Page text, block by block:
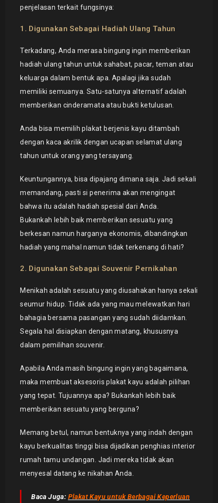
penjelasan terkait fungsinya:
1. Digunakan Sebagai Hadiah Ulang Tahun
Terkadang, Anda merasa bingung ingin memberikan
hadiah ulang tahun untuk sahabat, pacar, teman atau
keluarga dalam bentuk apa. Apalagi jika sudah
memiliki semuanya. Satu-satunya alternatif adalah
memberikan cinderamata atau bukti ketulusan.
Anda bisa memilih plakat berjenis kayu ditambah
dengan kaca akrilik dengan ucapan selamat ulang
tahun untuk orang yang tersayang.
Keuntungannya, bisa dipajang dimana saja. Jadi sekali
memandang, pasti si penerima akan mengingat
bahwa itu adalah hadiah spesial dari Anda.
Bukankah lebih baik memberikan sesuatu yang
berkesan namun harganya ekonomis, dibandingkan
hadiah yang mahal namun tidak terkenang di hati?
2. Digunakan Sebagai Souvenir Pernikahan
Menikah adalah sesuatu yang diusahakan hanya sekali
seumur hidup. Tidak ada yang mau melewatkan hari
bahagia bersama pasangan yang sudah diidamkan.
Segala hal disiapkan dengan matang, khususnya
dalam pemilihan souvenir.
Apabila Anda masih bingung ingin yang bagaimana,
maka membuat aksesoris plakat kayu adalah pilihan
yang tepat. Tujuannya apa? Bukankah lebih baik
memberikan sesuatu yang berguna?
Memang betul, namun bentuknya yang indah dengan
kayu berkualitas tinggi bisa dijadikan penghias interior
rumah tamu undangan. Jadi mereka tidak akan
menyesal datang ke nikahan Anda.
Baca Juga: Plakat Kayu untuk Berbagai Keperluan